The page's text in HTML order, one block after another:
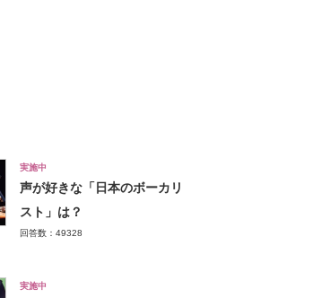
実施中
声が好きな「日本のボーカリ
スト」は？
回答数：49328
実施中